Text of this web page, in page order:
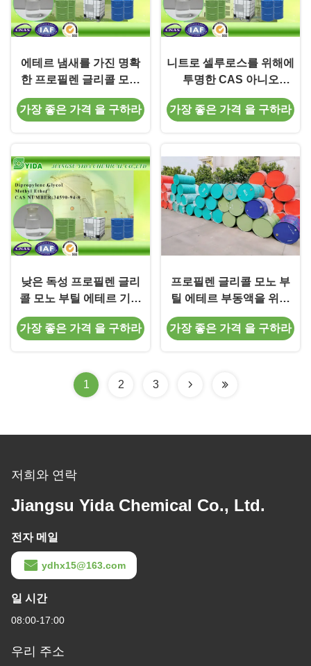
에테르 냄새를 가진 명확
한 프로필렌 글리콜 모노
부틸 에테르/1 메톡시 2 프
로판올
가장 좋은 가격 을 구하라
니트로 셀루로스를 위해에
투명한 CAS 아니오
34590-94-8 메톡시
Propoxy 프로판올
가장 좋은 가격 을 구하라
낮은 독성 프로필렌 글리
콜 모노 부틸 에테르 기업
디 프로필렌 글리콜 메틸
에테르
가장 좋은 가격 을 구하라
프로필렌 글리콜 모노 부
틸 에테르 부동액을 위한
투명한 글리콜 에테르
DPM
가장 좋은 가격 을 구하라
1 2 3
저희와 연락
Jiangsu Yida Chemical Co., Ltd.
전자 메일
ydhx15@163.com
일 시간
08:00-17:00
우리 주소